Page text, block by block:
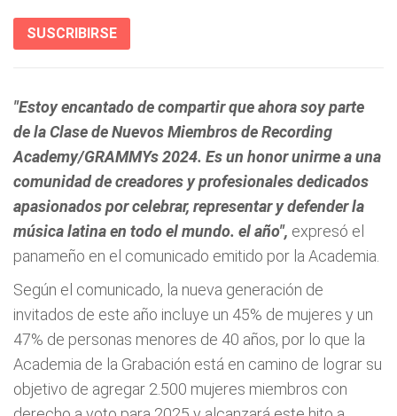
SUSCRIBIRSE
"Estoy encantado de compartir que ahora soy parte
de la Clase de Nuevos Miembros de Recording
Academy/GRAMMYs 2024. Es un honor unirme a una
comunidad de creadores y profesionales dedicados
apasionados por celebrar, representar y defender la
música latina en todo el mundo. el año", expresó el
panameño en el comunicado emitido por la Academia.
Según el comunicado, la nueva generación de
invitados de este año incluye un 45% de mujeres y un
47% de personas menores de 40 años, por lo que la
Academia de la Grabación está en camino de lograr su
objetivo de agregar 2.500 mujeres miembros con